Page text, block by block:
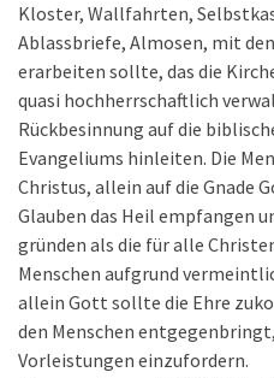
Kloster, Wallfahrten,
Ablassbriefe, Almosen, mit
erarbeiten sollte, das die
quasi hochherrschaftlich
Rückbesinnung auf die
Evangeliums hinleiten. Die
Christus, allein auf die Gnade
Glauben das Heil empfangen
gründen als die für alle
Menschen aufgrund
allein Gott sollte die Ehre
den Menschen
Vorleistungen einzufordern.